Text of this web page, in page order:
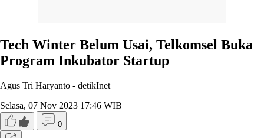
Tech Winter Belum Usai, Telkomsel Buka
Program Inkubator Startup
Agus Tri Haryanto - detikInet
Selasa, 07 Nov 2023 17:46 WIB
0